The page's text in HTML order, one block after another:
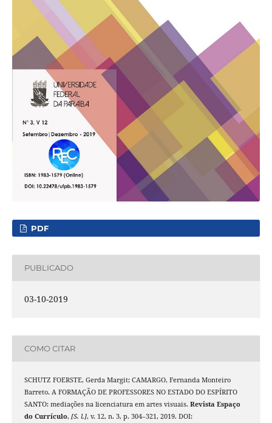
PDF
PUBLICADO
03-10-2019
COMO CITAR
SCHUTZ FOERSTE, Gerda Margit; CAMARGO, Fernanda Monteiro
Barreto. A FORMAÇÃO DE PROFESSORES NO ESTADO DO ESPÍRITO
SANTO: mediações na licenciatura em artes visuais. Revista Espaço
do Currículo, [S. l.], v. 12, n. 3, p. 304–321, 2019. DOI: